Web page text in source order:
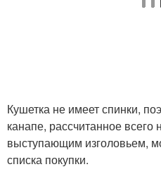
Кушетка не имеет спинки,
канапе, рассчитанное всего
выступающим изголовьем,
списка покупки.